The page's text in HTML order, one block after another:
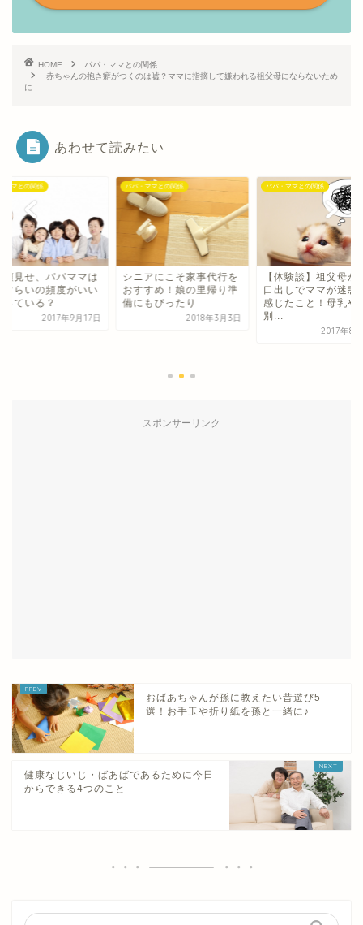
HOME
パパ・ママとの関係
赤ちゃんの抱き癖がつくのは嘘？ママに指摘して嫌われる祖父母にならないため
に
あわせて読みたい
ママとの関係
アにこそ家事代行を
すめ！娘の里帰り準
もぴったり
2018年3月3日
パパ・ママとの関係
【体験談】祖父母からの
口出しでママが迷惑だと
感じたこと！母乳や性
パパ・ママとの関係
孫の顔見せ、パパマ
どれぐらいの頻度が
スポンサーリンク
おばあちゃんが孫に教えたい昔遊び5
選！お手玉や折り紙を孫と一緒に♪
健康なじいじ・ばあばであるために今日
からできる4つのこと